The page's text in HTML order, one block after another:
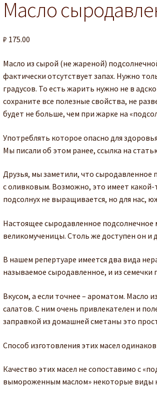
Масло
₽ 175.00
Масло из сырой (не жареной)
фактически отсутствует запах. Нужно
градусов. То есть жарить нужно не в
сохраните все полезные свойства, не
будет не больше, чем при жарке на
Употреблять которое опасно для
Мы писали об этом ранее, ссылка на
Друзья, мы заметили, что сыродавленное
с оливковым. Возможно, это имеет
подсолнух не выращивается, но для нас,
Настоящее сыродавленное
великомученицы. Столь же доступен он и
В нашем репертуаре имеется два вида
называемое сыродавленное, и из
Вкусом, а если точнее – ароматом. Масло
салатов. С ним очень привлекателен и
заправкой из домашней сметаны это
Способ изготовления этих масел
Качество этих масел не сопоставимо с
вымороженным маслом» некоторые виды